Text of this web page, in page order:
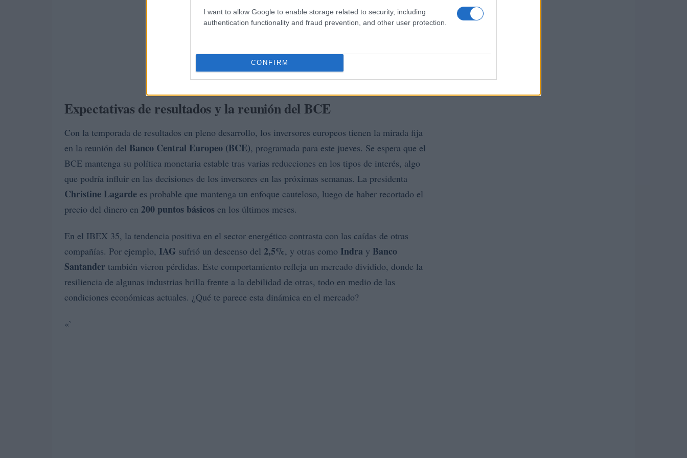
I want to allow Google to enable storage related to security, including
authentication functionality and fraud prevention, and other user protection.
CONFIRM
Expectativas de resultados y la reunión del BCE
Con la temporada de resultados en pleno desarrollo, los inversores europeos tienen la mirada fija
en la reunión del Banco Central Europeo (BCE), programada para este jueves. Se espera que el
BCE mantenga su política monetaria estable tras varias reducciones en los tipos de interés, algo
que podría influir en las decisiones de los inversores en las próximas semanas. La presidenta
Christine Lagarde es probable que mantenga un enfoque cauteloso, luego de haber recortado el
precio del dinero en 200 puntos básicos en los últimos meses.
En el IBEX 35, la tendencia positiva en el sector energético contrasta con las caídas de otras
compañías. Por ejemplo, IAG sufrió un descenso del 2,5%, y otras como Indra y Banco
Santander también vieron pérdidas. Este comportamiento refleja un mercado dividido, donde la
resiliencia de algunas industrias brilla frente a la debilidad de otras, todo en medio de las
condiciones económicas actuales. ¿Qué te parece esta dinámica en el mercado?
«`